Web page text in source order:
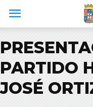
PARTIDO
JOSÉ